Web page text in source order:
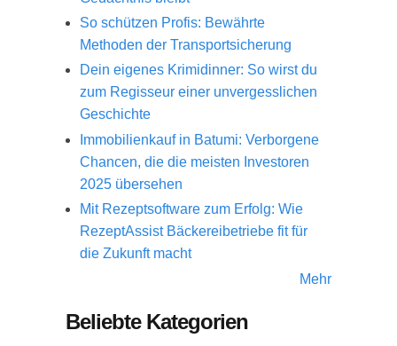
So schützen Profis: Bewährte
Methoden der Transportsicherung
Dein eigenes Krimidinner: So wirst du
zum Regisseur einer unvergesslichen
Geschichte
Immobilienkauf in Batumi: Verborgene
Chancen, die die meisten Investoren
2025 übersehen
Mit Rezeptsoftware zum Erfolg: Wie
RezeptAssist Bäckereibetriebe fit für
die Zukunft macht
Mehr
Beliebte Kategorien